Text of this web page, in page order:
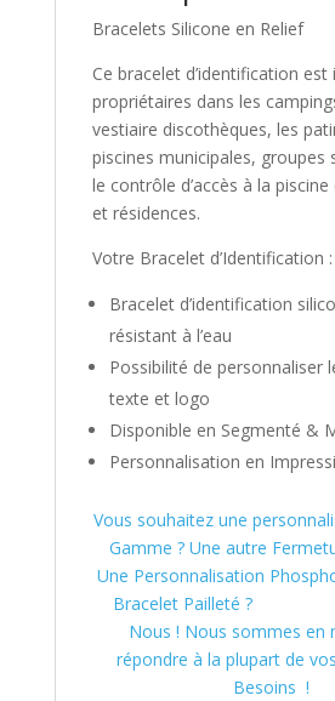
Bracelets Silicone en Relief
Ce bracelet d’identification
propriétaires dans les
vestiaire discothèques, les
piscines municipales, groupes
le contrôle d’accès à la
et résidences.
Votre Bracelet d’Identification :
Bracelet d’identification
résistant à l’eau
Possibilité de personnaliser
texte et logo
Disponible en Segmenté &
Personnalisation en
Vous souhaitez une
Gamme ? Une autre
Une Personnalisation
Bracelet Pailleté ?
Nous ! Nous sommes en
répondre à la plupart de
Besoins !